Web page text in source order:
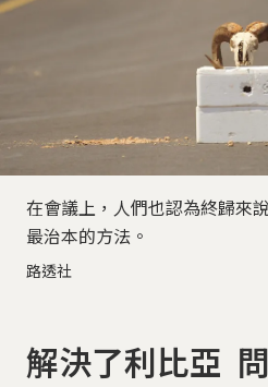
在會議上，人們也認為終歸來
最治本的方法。
路透社
解決了利比亞